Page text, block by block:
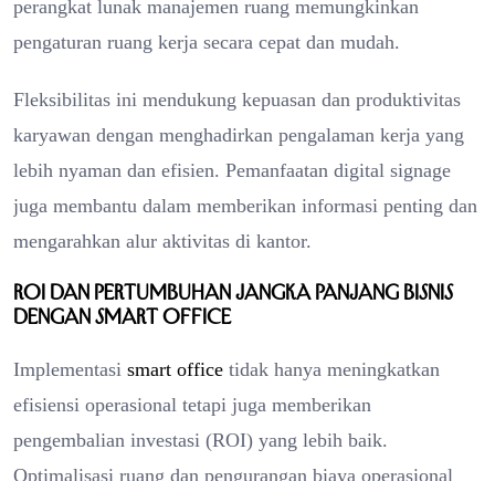
perangkat lunak manajemen ruang memungkinkan
pengaturan ruang kerja secara cepat dan mudah.
Fleksibilitas ini mendukung kepuasan dan produktivitas
karyawan dengan menghadirkan pengalaman kerja yang
lebih nyaman dan efisien. Pemanfaatan digital signage
juga membantu dalam memberikan informasi penting dan
mengarahkan alur aktivitas di kantor.
ROI dan Pertumbuhan Jangka Panjang Bisnis
dengan Smart Office
Implementasi smart office tidak hanya meningkatkan
efisiensi operasional tetapi juga memberikan
pengembalian investasi (ROI) yang lebih baik.
Optimalisasi ruang dan pengurangan biaya operasional